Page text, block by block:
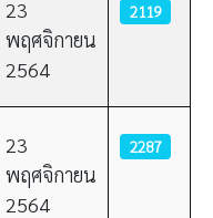
23
พฤศจิกายน
2564
2119
23
พฤศจิกายน
2564
2287